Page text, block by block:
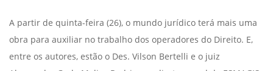
A partir de quinta-feira (26), o mundo jurídico terá mais uma
obra para auxiliar no trabalho dos operadores do Direito. E,
entre os autores, estão o Des. Vilson Bertelli e o juiz